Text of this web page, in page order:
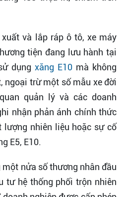
xuất và lắp ráp ô tô, xe máy
tiện đang lưu hành tại
dụng xăng E10mà không
ngoại trừ một số mẫu xe đời
quản lý và các doanh
nhận phản ánh chính thức
lượng nhiên liệu hoặc sự cố
E5, E10.
một nửa số thương nhân đầu
tư hệ thống phối trộn nhiên